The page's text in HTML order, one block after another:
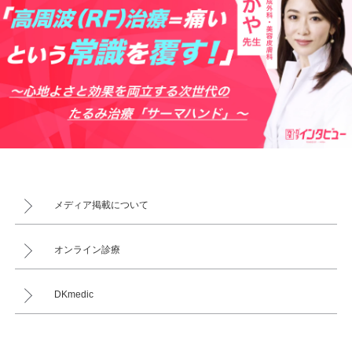
メディア掲載について
オンライン診療
DKmedic